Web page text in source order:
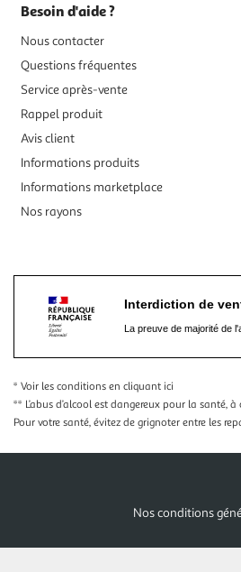
Besoin d'aide ?
Nous contacter
Questions fréquentes
Service après-vente
Rappel produit
Avis client
Informations produits
Informations marketplace
Nos rayons
Interdiction de
La preuve de majorité de
* Voir les conditions en cliquant ici
** L’abus d’alcool est dangereux pour la santé,
Pour votre santé, évitez de grignoter entre les
Nos conditions